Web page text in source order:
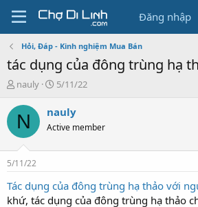
Đăng nhập
Hỏi, Đáp - Kinh nghiệm Mua Bán
tác dụng của đông trùng hạ
T
r
e
a
s
t
a
nauly
N
à
y
g
5/11/22
N nauly
Active member
5/11/22
Tác dụng của đông trùng hạ thảo với
khứ, tác dụng của đông trùng hạ thảo